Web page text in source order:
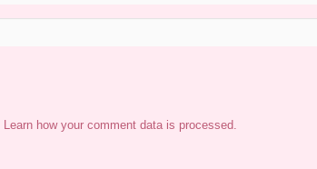
Learn how your comment data is processed.